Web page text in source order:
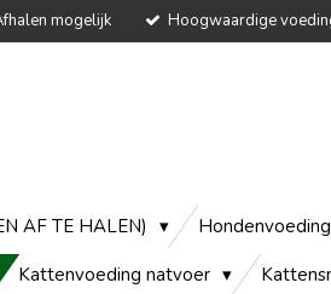
mogelijk Hoogwaardige
AF TE HALEN)
Kattenvoeding natvoer